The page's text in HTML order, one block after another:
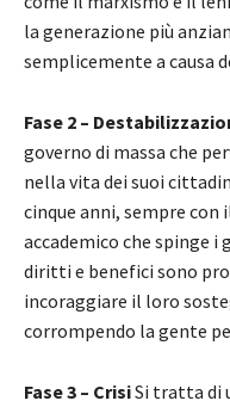
la generazione più
semplicemente a causa
Fase 2 –
governo di massa che
nella vita dei suoi
cinque anni, sempre
accademico che spinge i
diritti e benefici sono
incoraggiare il loro
corrompendo la gente
Fase 3 – CrisiSi tratta di